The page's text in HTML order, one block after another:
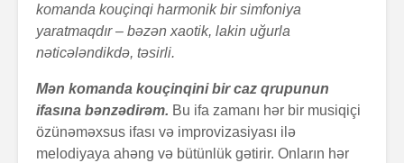
komanda kouçinqi harmonik bir simfoniya
yaratmaqdır – bəzən xaotik, lakin uğurla
nəticələndikdə, təsirli.
Mən komanda kouçinqini bir caz qrupunun
ifasına bənzədirəm. Bu ifa zamanı hər bir musiqiçi
özünəməxsus ifası və improvizasiyası ilə
melodiyaya ahəng və bütünlük gətirir. Onların hər